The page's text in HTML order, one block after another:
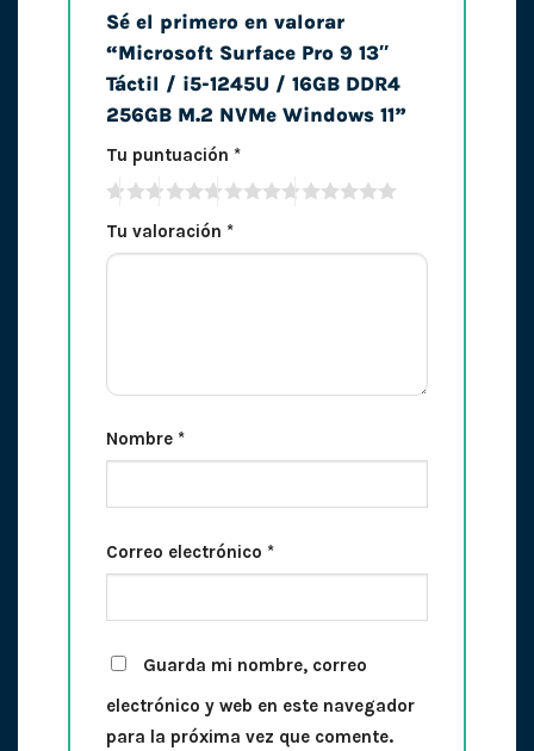
Sé el primero en valorar
“Microsoft Surface Pro 9 13″
Táctil / i5-1245U / 16GB DDR4
256GB M.2 NVMe Windows 11”
Tu puntuación *
Tu valoración *
Nombre *
Correo electrónico *
Guarda mi nombre, correo
electrónico y web en este navegador
para la próxima vez que comente.